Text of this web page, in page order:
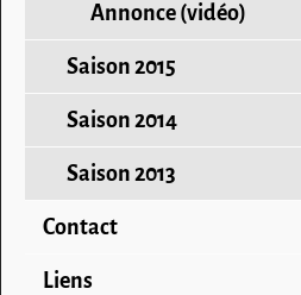
Annonce (vidéo)
Saison 2015
Saison 2014
Saison 2013
Contact
Liens